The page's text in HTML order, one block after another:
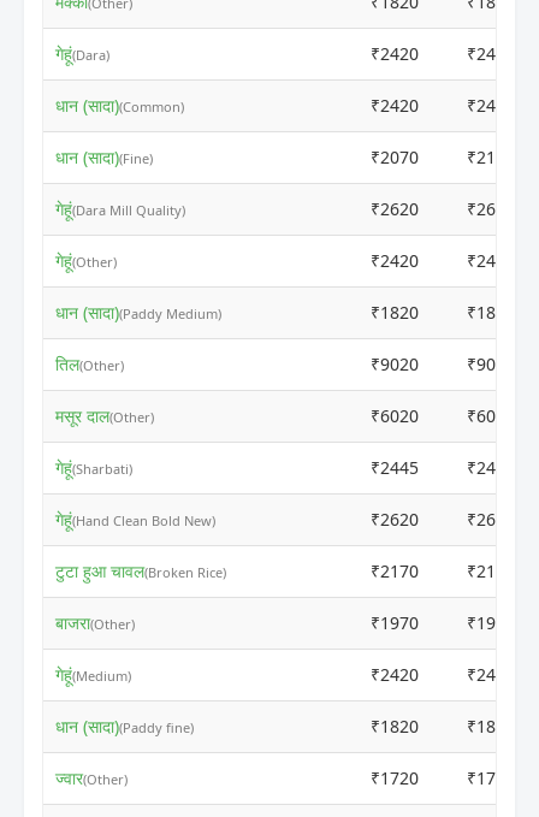
गेहूं(Dara) ₹2420 ₹2425
धान (सादा)(Common) ₹2420 ₹2400
धान (सादा)(Fine) ₹2070 ₹2100
गेहूं(Dara Mill Quality) ₹2620 ₹2600
गेहूं(Other) ₹2420 ₹2400
धान (सादा)(Paddy Medium) ₹1820 ₹1800
तिल(Other) ₹9020 ₹9000
मसूर दाल(Other) ₹6020 ₹6000
गेहूं(Sharbati) ₹2445 ₹2425
गेहूं(Hand Clean Bold New) ₹2620 ₹2600
टुटा हुआ चावल(Broken Rice) ₹2170 ₹2150
बाजरा(Other) ₹1970 ₹1950
गेहूं(Medium) ₹2420 ₹2400
धान (सादा)(Paddy fine) ₹1820 ₹1800
ज्वार(Other) ₹1720 ₹1700